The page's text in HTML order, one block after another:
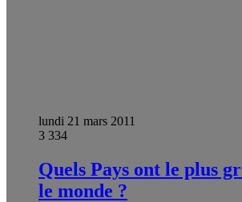
lundi 21 mars 2011
3 334
Quels Pays ont le plus
le monde ?